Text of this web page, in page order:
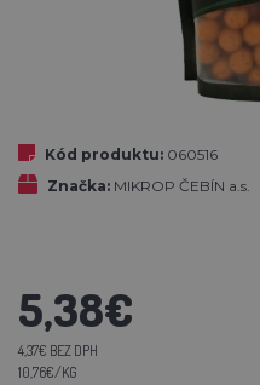
Kód produktu: 060516
Značka: MIKROP ČEBÍN a.s.
5,38€
4,37€ BEZ DPH
10,76€/KG